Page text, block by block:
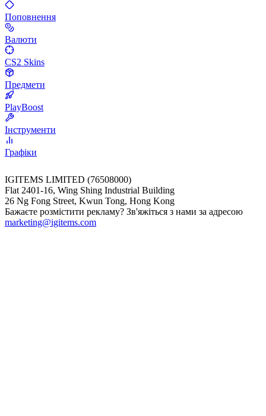
Поповнення
Валюти
CS2 Skins
Предмети
PlayBoost
Інструменти
Графіки
IGITEMS LIMITED (76508000)
Flat 2401-16, Wing Shing Industrial Building
26 Ng Fong Street, Kwun Tong, Hong Kong
Бажаєте розмістити рекламу? Зв'яжіться з нами за адресою
marketing@igitems.com